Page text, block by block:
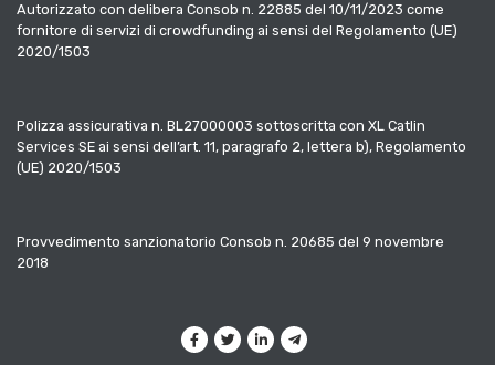
Autorizzato con delibera Consob n. 22885 del 10/11/2023 come
fornitore di servizi di crowdfunding ai sensi del Regolamento (UE)
2020/1503
Polizza assicurativa n. BL27000003 sottoscritta con XL Catlin
Services SE ai sensi dell’art. 11, paragrafo 2, lettera b), Regolamento
(UE) 2020/1503
Provvedimento sanzionatorio Consob n. 20685 del 9 novembre
2018